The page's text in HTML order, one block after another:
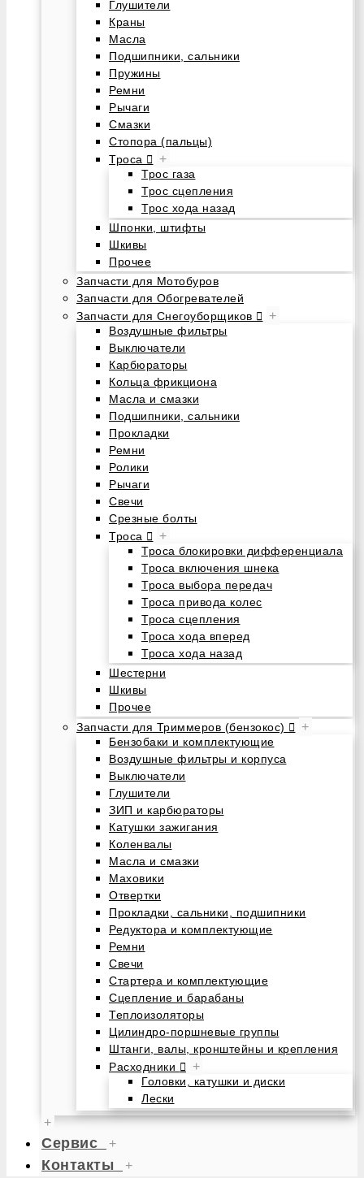
Глушители
Краны
Масла
Подшипники, сальники
Пружины
Ремни
Рычаги
Смазки
Стопора (пальцы)
Троса
+
Трос газа
Трос сцепления
Трос хода назад
Шпонки, штифты
Шкивы
Прочее
Запчасти для Мотобуров
Запчасти для Обогревателей
Запчасти для Снегоуборщиков
+
Воздушные фильтры
Выключатели
Карбюраторы
Кольца фрикциона
Масла и смазки
Подшипники, сальники
Прокладки
Ремни
Ролики
Рычаги
Свечи
Срезные болты
Троса
+
Троса блокировки дифференциала
Троса включения шнека
Троса выбора передач
Троса привода колес
Троса сцепления
Троса хода вперед
Троса хода назад
Шестерни
Шкивы
Прочее
Запчасти для Триммеров (бензокос)
+
Бензобаки и комплектующие
Воздушные фильтры и корпуса
Выключатели
Глушители
ЗИП и карбюраторы
Катушки зажигания
Коленвалы
Масла и смазки
Маховики
Отвертки
Прокладки, сальники, подшипники
Редуктора и комплектующие
Ремни
Свечи
Стартера и комплектующие
Сцепление и барабаны
Теплоизоляторы
Цилиндро-поршневые группы
Штанги, валы, кронштейны и крепления
Расходники
+
Головки, катушки и диски
Лески
+
Сервис +
Контакты +